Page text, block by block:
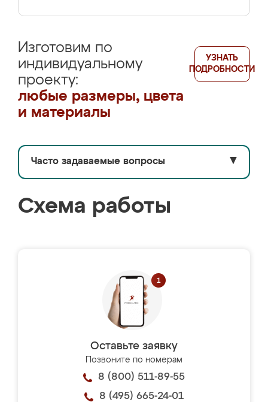
Изготовим по
индивидуальному
проекту:
любые размеры, цвета
и материалы
УЗНАТЬ
ПОДРОБНОСТИ
Часто задаваемые вопросы ▼
Схема работы
Оставьте заявку
Позвоните по номерам
8 (800) 511-89-55
8 (495) 665-24-01